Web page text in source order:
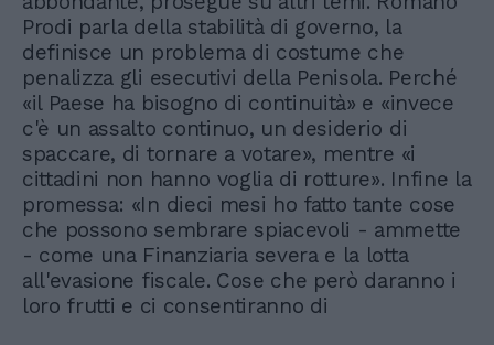
Prodi parla della stabilità di governo, la
definisce un problema di costume che
penalizza gli esecutivi della Penisola. Perché
«il Paese ha bisogno di continuità» e «invece
c'è un assalto continuo, un desiderio di
spaccare, di tornare a votare», mentre «i
cittadini non hanno voglia di rotture». Infine la
promessa: «In dieci mesi ho fatto tante cose
che possono sembrare spiacevoli - ammette
- come una Finanziaria severa e la lotta
all'evasione fiscale. Cose che però daranno i
loro frutti e ci consentiranno di